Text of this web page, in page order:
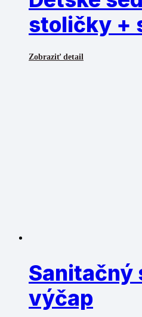
stoličky +
Zobraziť detail
Sanitačný
výčap